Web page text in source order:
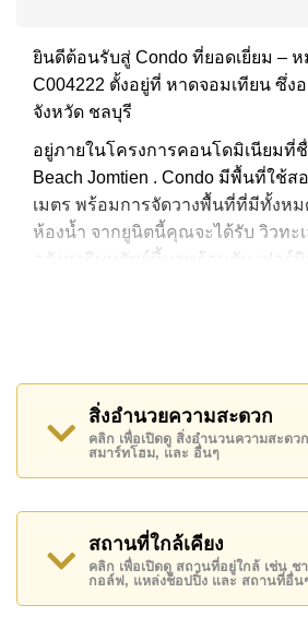
ยินดีต้อนรับสู่ Condo ที่ยอดเยี่ยม – ห
C004222 ตั้งอยู่ที่ หาดจอมเทียน ซึ่ง
จังหวัด ชลบุรี
อยู่ภายในโครงการคอนโดมิเนียมที่ชื่
Beach Jomtien . Condo มีพื้นที่ใช้ส
เมตร พร้อมการจัดวางพื้นที่ที่มีทั้งห
ห้องน้ำ จากยูนิตนี้คุณจะได้รับ วิวทะ
อสังหาริมทรัพย์นี้มาพร้อมกับ เฟอร์นิ
สิ่งอำนวยความสะดวก ได้แก่ มีระเบี
Copacabana Beach Jomtien มีสิ่ง
ส่วนกลาง ได้แก่ จุดชาร์จ EV, ฟิสเนส
ห้องเกมส์
สถานที่สำคัญใกล้ Copacabana
ติดชายหาด, บิ๊กซี เอ็กซ์ตร้า , หาดจ
, เอเชีย 9 หลุม กอล์ฟ , โรงพยาบาลเ
รพ.กรุงเทพจอมเทียน
อสังหาริมทรัพย์นี้เปิดให้เช่าระยะยา
สิ่งอำนวยความสะดวก
คลิก เพื่อเปิดดู สิ่งอำนวนความสะดว
สมาร์ทโฮม, และ อื่นๆ
สถานที่ใกล้เคียง
คลิก เพื่อเปิดดู สถานที่อยู่ใกล้ เช่น ช
กอล์ฟ, แหล่งช็อปปิ้ง และ สถานที่อื่น